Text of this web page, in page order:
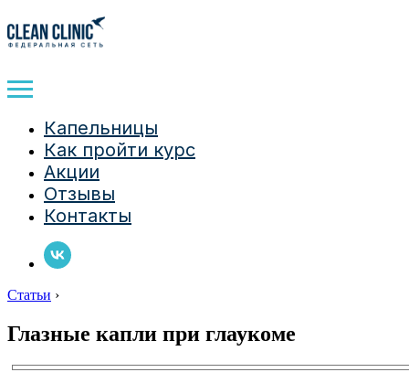
Капельницы
Как пройти курс
Акции
Отзывы
Контакты
Статьи ›
Глазные капли при глаукоме